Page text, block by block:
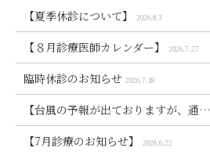
【夏季休診について】 2026.8.3
【８月診療医師カレンダー】 2026.7.27
臨時休診のお知らせ 2026.7.18
【台風の予報が出ておりますが、通…
【7月診療のお知らせ】 2026.6.22